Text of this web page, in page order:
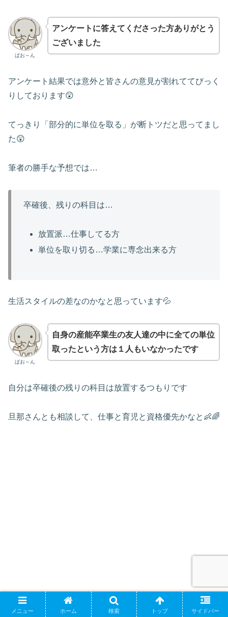
ぱお～ん
アンケートに答えてくださった方ありがとう
ございました
アンケート結果では意外と皆さんの意見が割れててびっく
りしております😲
てっきり「部分的に単位を取る」が断トツだと思ってまし
た😲
筆者の勝手な予想では…
卒確後、残りの科目は…
放置派…仕事してる方
単位を取り切る…学業に専念出来る方
生活スタイルの差なのかなと思っています💦
ぱお～ん
自身の産能卒業生の友人達の中に全ての単位
取ったという方は１人もいなかったです
自分は卒確後の残りの科目は放置するつもりです
旦那さんとも相談して、仕事と育児と資格優先かなと👶🌈
メニュー ホーム 検索 トップ サイドバー